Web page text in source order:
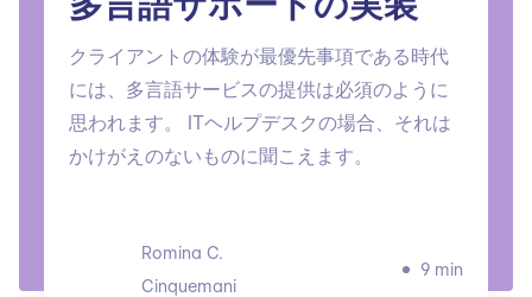
クライアントの体験が最優先事項である時代
には、多言語サービスの提供は必須のように
思われます。 ITヘルプデスクの場合、それは
かけがえのないものに聞こえます。
Romina C.
Cinquemani
9 min